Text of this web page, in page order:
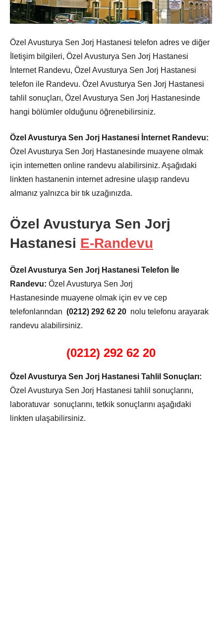
Özel Avusturya Sen Jorj Hastanesi telefon adres ve diğer
İletişim bilgileri, Özel Avusturya Sen Jorj Hastanesi
İnternet Randevu, Özel Avusturya Sen Jorj Hastanesi
telefon ile Randevu. Özel Avusturya Sen Jorj Hastanesi
tahlil sonuçları, Özel Avusturya Sen Jorj Hastanesinde
hangi bölümler olduğunu öğrenebilirsiniz.
Özel Avusturya Sen Jorj Hastanesi İnternet Randevu:
Özel Avusturya Sen Jorj Hastanesinde muayene olmak
için internetten online randevu alabilirsiniz. Aşağıdaki
linkten hastanenin internet adresine ulaşıp randevu
almanız yalnızca bir tık uzağınızda.
Özel Avusturya Sen Jorj
Hastanesi E-Randevu
Özel Avusturya Sen Jorj Hastanesi Telefon İle
Randevu: Özel Avusturya Sen Jorj
Hastanesinde muayene olmak için ev ve cep
telefonlarından (0212) 292 62 20 nolu telefonu arayarak
randevu alabilirsiniz.
(0212) 292 62 20
Özel Avusturya Sen Jorj Hastanesi Tahlil Sonuçları:
Özel Avusturya Sen Jorj Hastanesi tahlil sonuçlarını,
laboratuvar sonuçlarını, tetkik sonuçlarını aşağıdaki
linkten ulaşabilirsiniz.